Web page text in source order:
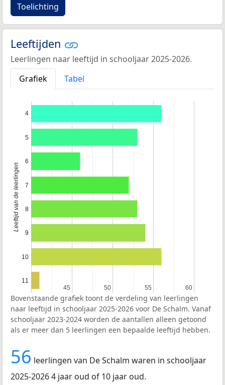
Toelichting
Leeftijden
Leerlingen naar leeftijd in schooljaar 2025-2026.
Grafiek
Tabel
45
45 50
50 55
55 60
60
4
5
6
7
8
9
10
11
Leeftijd van de leerlingen
Bovenstaande grafiek toont de verdeling van leerlingen
naar leeftijd in schooljaar 2025-2026 voor De Schalm. Vanaf
schooljaar 2023-2024 worden de aantallen alleen getoond
als er meer dan 5 leerlingen een bepaalde leeftijd hebben.
56 leerlingen van De Schalm waren in schooljaar
2025-2026 4 jaar oud of 10 jaar oud.